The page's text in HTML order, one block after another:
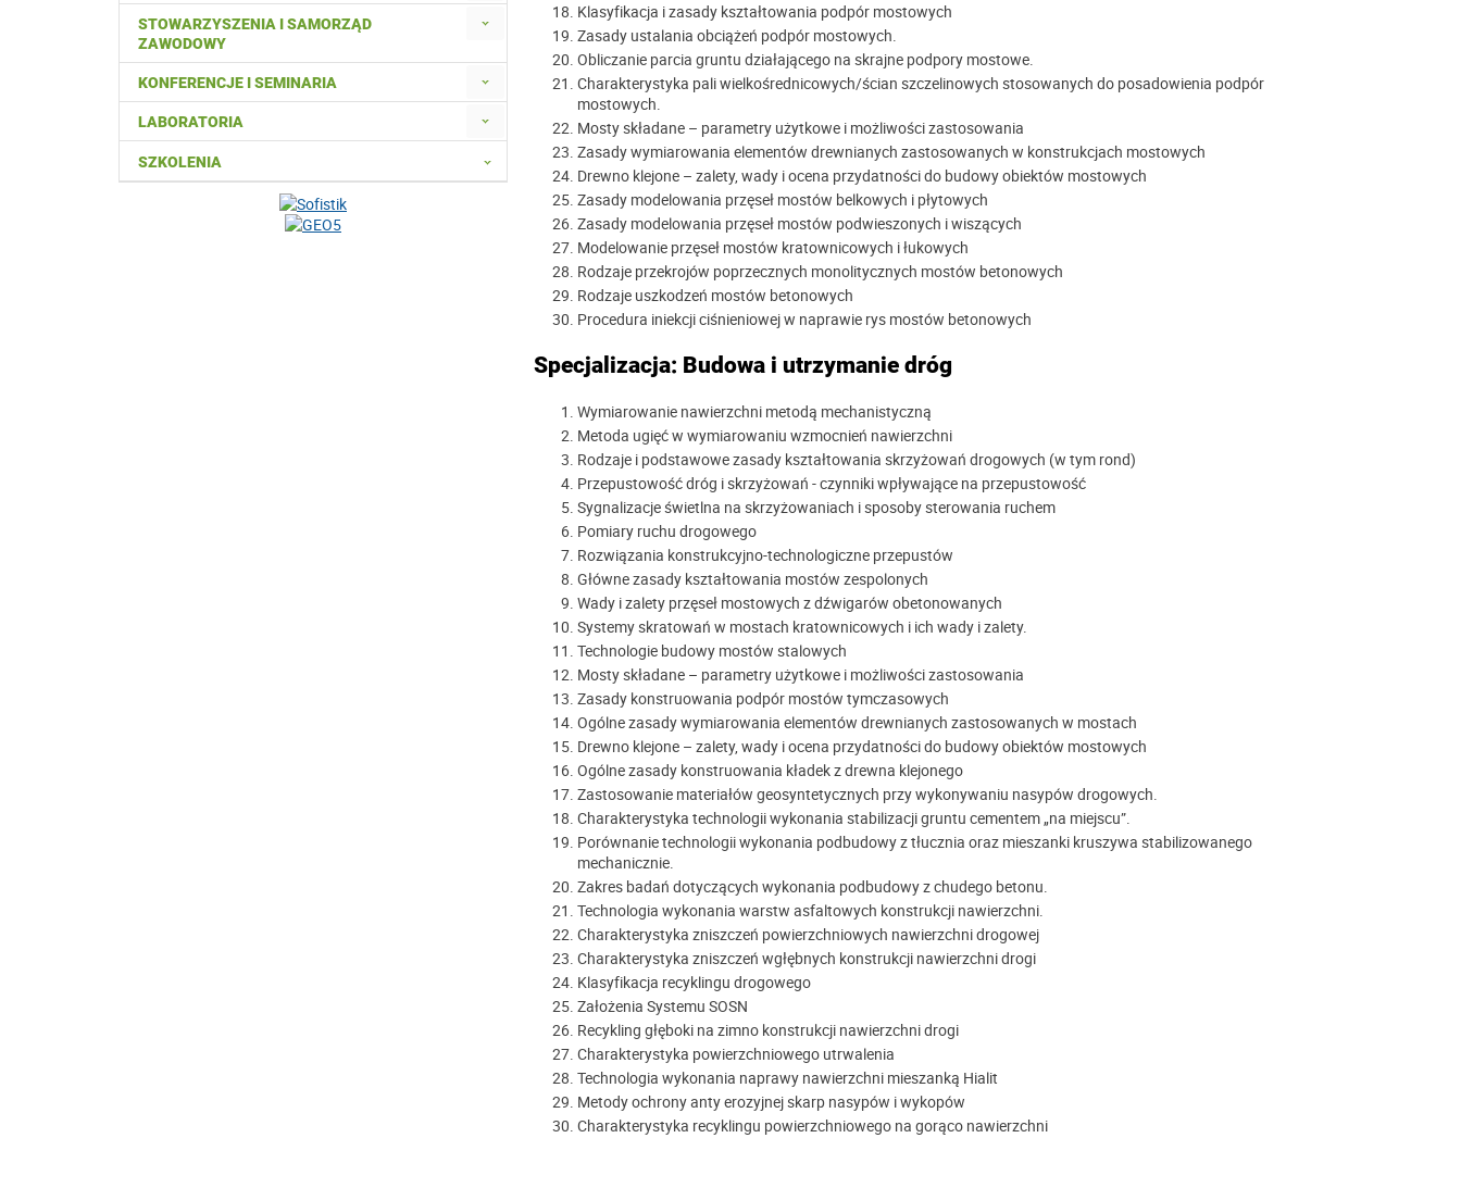
STOWARZYSZENIA I SAMORZĄD
ZAWODOWY
KONFERENCJE I SEMINARIA
LABORATORIA
SZKOLENIA
Klasyfikacja i zasady kształtowania podpór mostowych
Zasady ustalania obciążeń podpór mostowych.
Obliczanie parcia gruntu działającego na skrajne podpory mostowe.
Charakterystyka pali wielkośrednicowych/ścian szczelinowych stosowanych do posadowienia podpór
mostowych.
Mosty składane – parametry użytkowe i możliwości zastosowania
Zasady wymiarowania elementów drewnianych zastosowanych w konstrukcjach mostowych
Drewno klejone – zalety, wady i ocena przydatności do budowy obiektów mostowych
Zasady modelowania przęseł mostów belkowych i płytowych
Zasady modelowania przęseł mostów podwieszonych i wiszących
Modelowanie przęseł mostów kratownicowych i łukowych
Rodzaje przekrojów poprzecznych monolitycznych mostów betonowych
Rodzaje uszkodzeń mostów betonowych
Procedura iniekcji ciśnieniowej w naprawie rys mostów betonowych
Specjalizacja: Budowa i utrzymanie dróg
Wymiarowanie nawierzchni metodą mechanistyczną
Metoda ugięć w wymiarowaniu wzmocnień nawierzchni
Rodzaje i podstawowe zasady kształtowania skrzyżowań drogowych (w tym rond)
Przepustowość dróg i skrzyżowań - czynniki wpływające na przepustowość
Sygnalizacje świetlna na skrzyżowaniach i sposoby sterowania ruchem
Pomiary ruchu drogowego
Rozwiązania konstrukcyjno-technologiczne przepustów
Główne zasady kształtowania mostów zespolonych
Wady i zalety przęseł mostowych z dźwigarów obetonowanych
Systemy skratowań w mostach kratownicowych i ich wady i zalety.
Technologie budowy mostów stalowych
Mosty składane – parametry użytkowe i możliwości zastosowania
Zasady konstruowania podpór mostów tymczasowych
Ogólne zasady wymiarowania elementów drewnianych zastosowanych w mostach
Drewno klejone – zalety, wady i ocena przydatności do budowy obiektów mostowych
Ogólne zasady konstruowania kładek z drewna klejonego
Zastosowanie materiałów geosyntetycznych przy wykonywaniu nasypów drogowych.
Charakterystyka technologii wykonania stabilizacji gruntu cementem „na miejscu”.
Porównanie technologii wykonania podbudowy z tłucznia oraz mieszanki kruszywa stabilizowanego
mechanicznie.
Zakres badań dotyczących wykonania podbudowy z chudego betonu.
Technologia wykonania warstw asfaltowych konstrukcji nawierzchni.
Charakterystyka zniszczeń powierzchniowych nawierzchni drogowej
Charakterystyka zniszczeń wgłębnych konstrukcji nawierzchni drogi
Klasyfikacja recyklingu drogowego
Założenia Systemu SOSN
Recykling głęboki na zimno konstrukcji nawierzchni drogi
Charakterystyka powierzchniowego utrwalenia
Technologia wykonania naprawy nawierzchni mieszanką Hialit
Metody ochrony anty erozyjnej skarp nasypów i wykopów
Charakterystyka recyklingu powierzchniowego na gorąco nawierzchni